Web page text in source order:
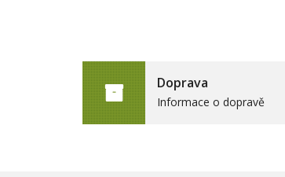
Doprava
Informace o dopravě